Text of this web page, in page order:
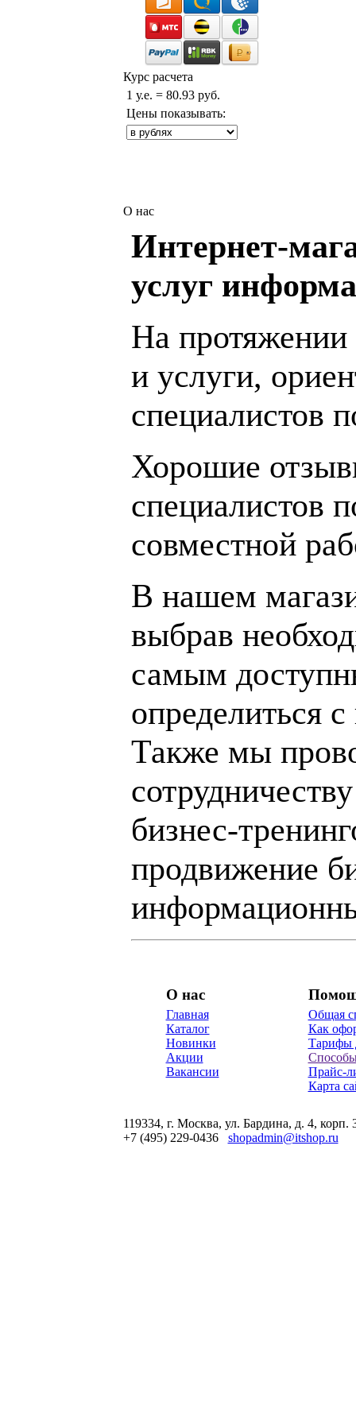
Курс расчета
1 у.е. = 80.93 руб.
Цены показывать:
О нас
Интернет-
услуг
На протяжении
и услуги,
специалистов
Хорошие
специалистов
совместной
В нашем
выбрав
самым
определиться
Также мы
бизнес-
продвижение
О нас
Главная
Каталог
Новинки
Акции
Вакансии
Общая
Как
Тарифы
Прайс-
Карта
119334, г. Москва, ул. Бардина, д. 4, корп.
+7 (495) 229-0436 shopadmin@itshop.ru